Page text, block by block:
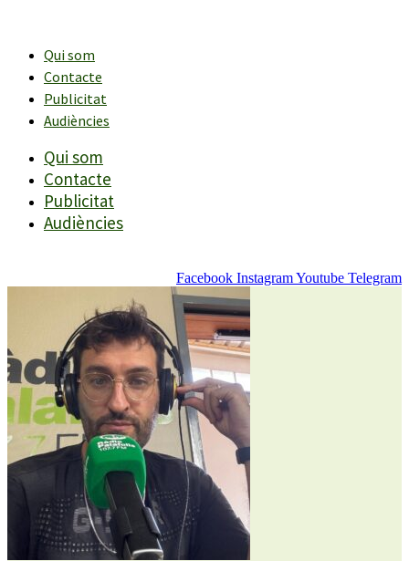
contingutQui som
Contacte
Publicitat
Audiències
Qui som
Contacte
Publicitat
Audiències
Facebook InstagramYoutube Telegram